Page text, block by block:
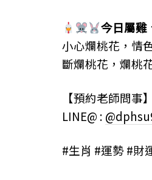
今日屬雞
小心爛桃花，情
斷爛桃花，爛桃
【預約老師問事】
LINE@ :
#生肖 #運勢 #財